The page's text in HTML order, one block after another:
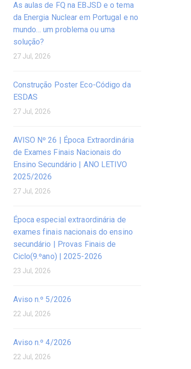
As aulas de FQ na EBJSD e o tema
da Energia Nuclear em Portugal e no
mundo… um problema ou uma
solução?
27 Jul, 2026
Construção Poster Eco-Código da
ESDAS
27 Jul, 2026
AVISO Nº 26 | Época Extraordinária
de Exames Finais Nacionais do
Ensino Secundário | ANO LETIVO
2025/2026
27 Jul, 2026
Época especial extraordinária de
exames finais nacionais do ensino
secundário | Provas Finais de
Ciclo(9.ºano) | 2025-2026
23 Jul, 2026
Aviso n.º 5/2026
22 Jul, 2026
Aviso n.º 4/2026
22 Jul, 2026